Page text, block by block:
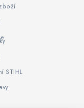
STIHL